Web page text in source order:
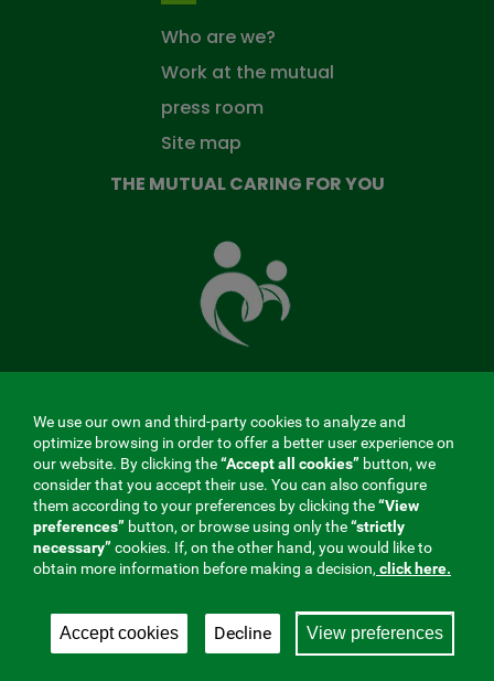
Who are we?
Work at the mutual
press room
Site map
THE MUTUAL CARING FOR YOU
Mutual
Fund
that
takes
MENÚ
REDES
SOCIALES
V20
Contractor profile|Cookies |Legal notice| Privacy
Company, 275. Fraternidad-Muprespa 2026
We use our own and third-party cookies to analyze and
optimize browsing in order to offer a better user experience on
our website. By clicking the“Accept all cookies” button, we
consider that you accept their use. You can also configure
them according to your preferences by clicking the“View
preferences” button, or browse using only the“strictly
necessary” cookies. If, on the other hand, you would like to
obtain more information before making a decision, click here.
Accept cookies View preferences
Decline